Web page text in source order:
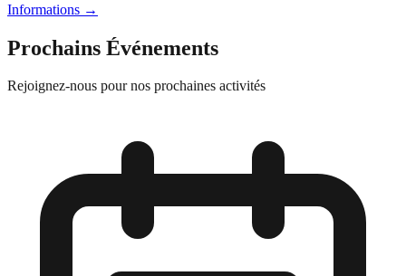
Informations →
Prochains Événements
Rejoignez-nous pour nos prochaines activités